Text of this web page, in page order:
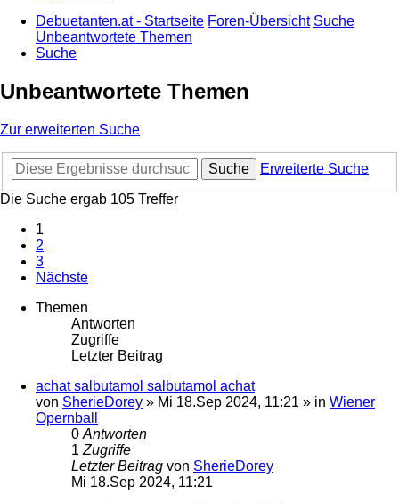
Debuetanten.at - Startseite Foren-Übersicht Suche
Unbeantwortete Themen
Suche
Unbeantwortete Themen
Zur erweiterten Suche
Suche
Erweiterte Suche
Die Suche ergab 105 Treffer
1
2
3
Nächste
Themen
Antworten
Zugriffe
Letzter Beitrag
achat salbutamol salbutamol achat
von SherieDorey » Mi 18.Sep 2024, 11:21 » in Wiener
Opernball
0 Antworten
1 Zugriffe
Letzter Beitrag von SherieDorey
Mi 18.Sep 2024, 11:21